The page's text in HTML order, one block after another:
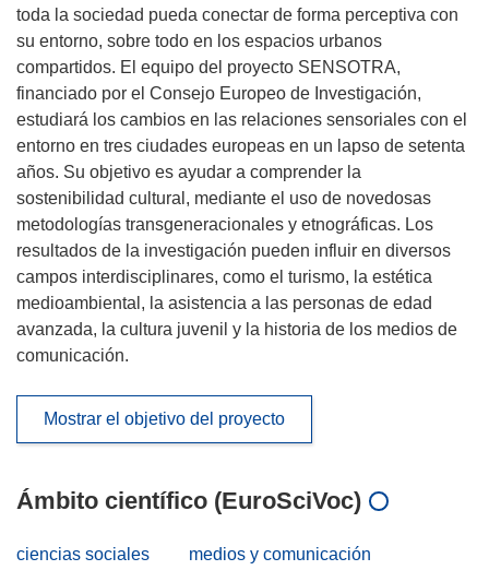
toda la sociedad pueda conectar de forma perceptiva con
su entorno, sobre todo en los espacios urbanos
compartidos. El equipo del proyecto SENSOTRA,
financiado por el Consejo Europeo de Investigación,
estudiará los cambios en las relaciones sensoriales con el
entorno en tres ciudades europeas en un lapso de setenta
años. Su objetivo es ayudar a comprender la
sostenibilidad cultural, mediante el uso de novedosas
metodologías transgeneracionales y etnográficas. Los
resultados de la investigación pueden influir en diversos
campos interdisciplinares, como el turismo, la estética
medioambiental, la asistencia a las personas de edad
avanzada, la cultura juvenil y la historia de los medios de
comunicación.
Mostrar el objetivo del proyecto
Ámbito científico (EuroSciVoc)
ciencias sociales
medios y comunicación